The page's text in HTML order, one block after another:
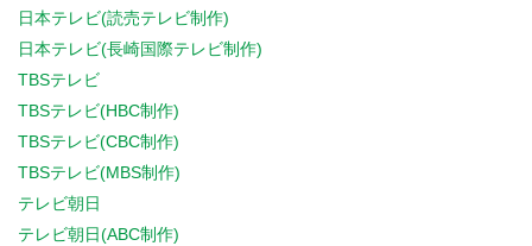
日本テレビ(読売テレビ制作)
日本テレビ(長崎国際テレビ制作)
TBSテレビ
TBSテレビ(HBC制作)
TBSテレビ(CBC制作)
TBSテレビ(MBS制作)
テレビ朝日
テレビ朝日(ABC制作)